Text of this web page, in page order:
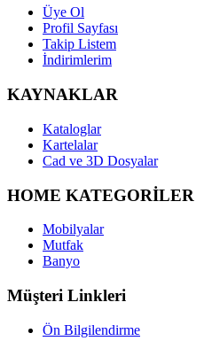
Üye Ol
Profil Sayfası
Takip Listem
İndirimlerim
KAYNAKLAR
Kataloglar
Kartelalar
Cad ve 3D Dosyalar
HOME KATEGORİLER
Mobilyalar
Mutfak
Banyo
Müşteri Linkleri
Ön Bilgilendirme